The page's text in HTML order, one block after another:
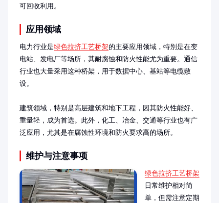
可回收利用。
应用领域
电力行业是绿色拉挤工艺桥架的主要应用领域，特别是在变
电站、发电厂等场所，其耐腐蚀和防火性能尤为重要。通信
行业也大量采用这种桥架，用于数据中心、基站等电缆敷
设。
建筑领域，特别是高层建筑和地下工程，因其防火性能好、
重量轻，成为首选。此外，化工、冶金、交通等行业也有广
泛应用，尤其是在腐蚀性环境和防火要求高的场所。
维护与注意事项
绿色拉挤工艺桥架
日常维护相对简
单，但需注意定期